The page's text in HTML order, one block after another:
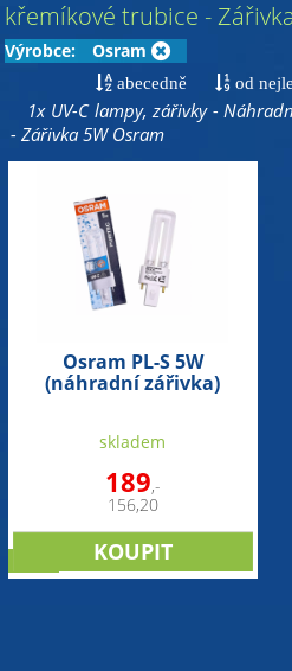
křemíkové trubice -
Výrobce: Osram
abecedně od
1x UV-C lampy, zářivky -
- Zářivka 5W Osram
Osram PL-S 5W
(náhradní zářivka)
skladem
189,-
156,20